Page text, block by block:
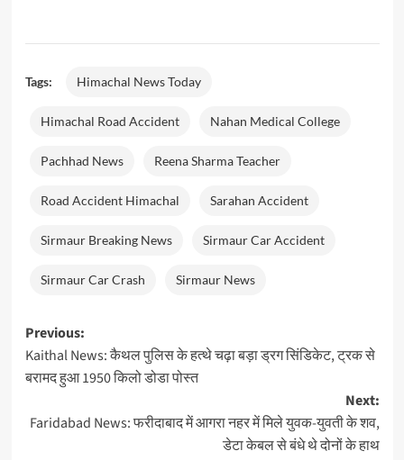
Tags: Himachal News Today
Himachal Road Accident Nahan Medical College
Pachhad News Reena Sharma Teacher
Road Accident Himachal Sarahan Accident
Sirmaur Breaking News Sirmaur Car Accident
Sirmaur Car Crash Sirmaur News
Post
navigation
Previous:
Kaithal News: कैथल पुलिस के हत्थे चढ़ा बड़ा ड्रग सिंडिकेट, ट्रक से
बरामद हुआ 1950 किलो डोडा पोस्त
Next:
Faridabad News: फरीदाबाद में आगरा नहर में मिले युवक-युवती के शव,
डेटा केबल से बंधे थे दोनों के हाथ